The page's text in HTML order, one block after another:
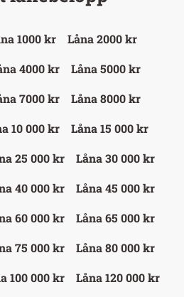
1000 kr
Låna 2000 kr
4000 kr
Låna 5000 kr
7000 kr
Låna 8000 kr
10 000 kr
Låna 15 000 kr
25 000 kr
Låna 30 000 kr
40 000 kr
Låna 45 000 kr
60 000 kr
Låna 65 000 kr
75 000 kr
Låna 80 000 kr
100 000 kr
Låna 120 000 kr